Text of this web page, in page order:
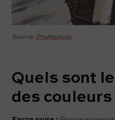
Source: ProMedicas
Quels sont
des